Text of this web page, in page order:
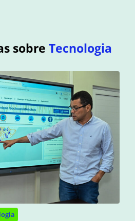
sobre Tecnologia